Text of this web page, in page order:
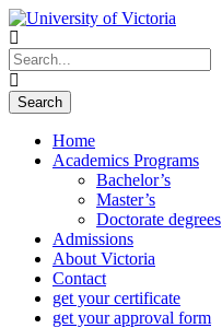
Home
Academics Programs
Bachelor’s
Master’s
Doctorate degrees
Admissions
About Victoria
Contact
get your certificate
get your approval form